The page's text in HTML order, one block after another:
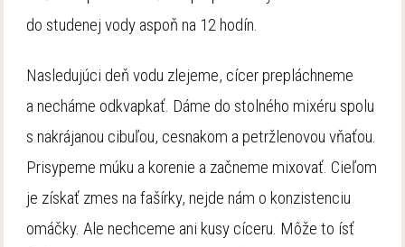
do studenej vody aspoň na 12 hodín.
Nasledujúci deň vodu zlejeme, cícer prepláchneme
a necháme odkvapkať. Dáme do stolného mixéru spolu
s nakrájanou cibuľou, cesnakom a petržlenovou vňaťou.
Prisypeme múku a korenie a začneme mixovať. Cieľom
je získať zmes na fašírky, nejde nám o konzistenciu
omáčky. Ale nechceme ani kusy cíceru. Môže to ísť